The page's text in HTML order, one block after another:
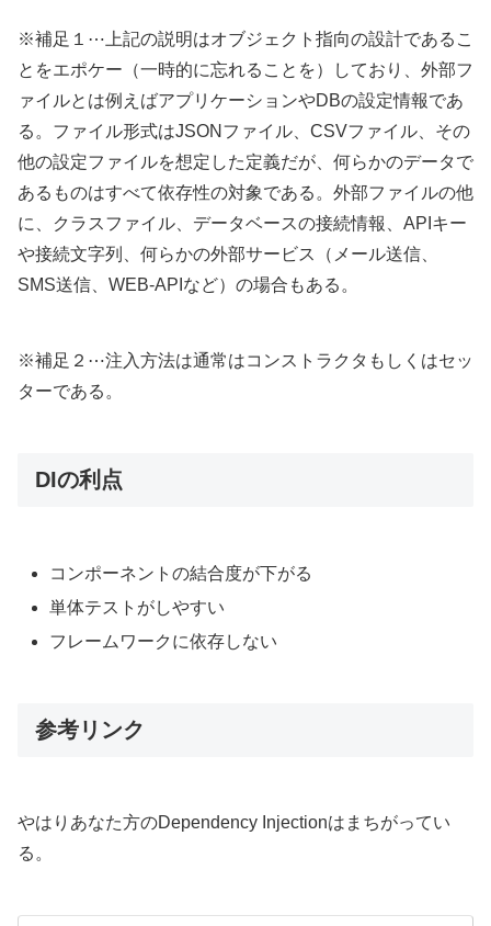
※補足１⋯上記の説明はオブジェクト指向の設計であるこ
とをエポケー（一時的に忘れることを）しており、外部フ
ァイルとは例えばアプリケーションやDBの設定情報であ
る。ファイル形式はJSONファイル、CSVファイル、その
他の設定ファイルを想定した定義だが、何らかのデータで
あるものはすべて依存性の対象である。外部ファイルの他
に、クラスファイル、データベースの接続情報、APIキー
や接続文字列、何らかの外部サービス（メール送信、
SMS送信、WEB-APIなど）の場合もある。
※補足２⋯注入方法は通常はコンストラクタもしくはセッ
ターである。
DIの利点
コンポーネントの結合度が下がる
単体テストがしやすい
フレームワークに依存しない
参考リンク
やはりあなた方のDependency Injectionはまちがってい
る。